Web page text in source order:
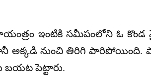
ఇంటికి సమీపంలోని ఓ కొండ
కానీ అక్కడి నుంచి తిరిగి
బయట పెట్టారు.